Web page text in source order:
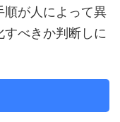
順が人によって異
べきか判断しに